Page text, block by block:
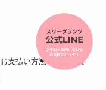
お支払い方法
会社概要